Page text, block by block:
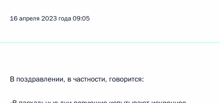
16 апреля 2023 года09:05
В поздравлении, в частности, говорится: